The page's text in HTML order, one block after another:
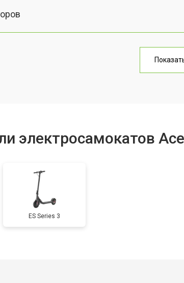
электросамокатов
ES Series 3